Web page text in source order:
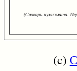
(Словарь нумизмата:
(c)